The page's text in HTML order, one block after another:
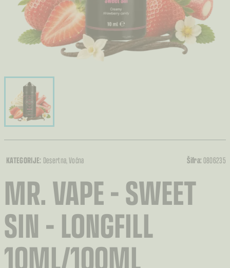
KATEGORIJE: Desertna, Voćna Šifra:0806235
MR. VAPE – SWEET
SIN – LONGFILL
10ML/100ML